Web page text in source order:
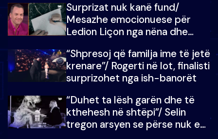
mungojë zilja e mëngjesit kur…
Surprizat nuk kanë fund/
Mesazhe emocionuese për
Ledion Liçon nga nëna dhe
mban dot lotët: Nuk meritoj…
“Shpresoj që familja ime të jetë
krenare”/ Rogerti në lot, finalisti
surprizohet nga ish-banorët
“Duhet ta lësh garën dhe të
kthehesh në shtëpi”/ Selin
tregon arsyen se përse nuk e